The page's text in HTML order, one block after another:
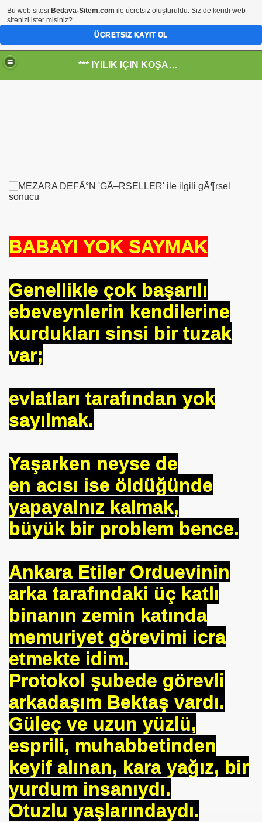
*** İYİLİK İÇİN KOŞANLARIN YERİ***
BABAYI YOK SAYMAK
Genellikle çok başarılı
ebeveynlerin kendilerine
kurdukları sinsi bir tuzak
var;
evlatları tarafından yok
sayılmak.
Yaşarken neyse de
en acısı ise öldüğünde
yapayalnız kalmak,
büyük bir problem bence.
Ankara Etiler Orduevinin
arka tarafındaki üç katlı
binanın zemin katında
memuriyet görevimi icra
etmekte idim.
Protokol şubede görevli
arkadaşım Bektaş vardı.
Güleç ve uzun yüzlü,
esprili, muhabbetinden
keyif alınan, kara yağız, bir
yurdum insanıydı.
Otuzlu yaşlarındaydı.
-Engellenen Mühendis !!!
Halal Food
AS-DER.
Bu web sitesi Bedava-Sitem.com ile ücretsiz oluşturuldu. Siz de kendi web
sitenizi ister misiniz?
ÜCRETSIZ KAYIT OL